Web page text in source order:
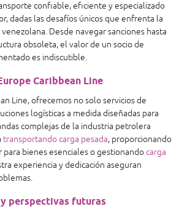
confiable, eficiente y especializado
dadas las desafíos únicos que enfrenta la
Desde navegar sanciones hasta
obsoleta, el valor de un socio de
es indiscutible.
Caribbean Line
Line, ofrecemos no solo servicios de
logísticas a medida diseñadas para
complejas de la industria petrolera
transportando carga pesada, proporcionando
para bienes esenciales o gestionandocarga
experiencia y dedicación aseguran
perspectivas futuras